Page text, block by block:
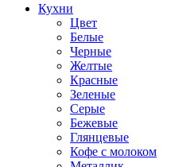
Кухни
Цвет
Белые
Черные
Желтые
Красные
Зеленые
Серые
Бежевые
Глянцевые
Кофе с молоком